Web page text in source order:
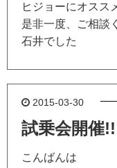
ヒジョーにオスス
是非一度、ご相談
石井でした
2015-03-30
試乗会開催!!
こんばんは